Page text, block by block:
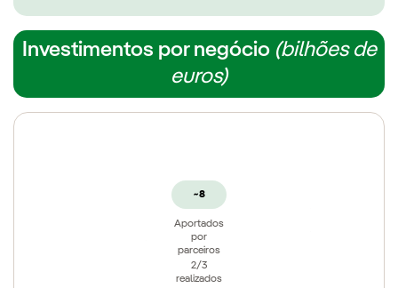
Investimentos por negócio (bilhões de
euros)
~8
Aportados
por
parceiros
2/3
realizados